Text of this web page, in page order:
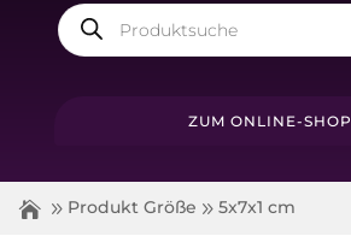
Products
search
ZUM ONLINE-SHOP
Produkt Größe 5x7x1 cm